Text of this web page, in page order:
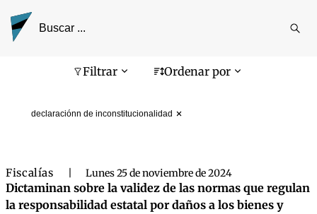
Filtrar Ordenar por
declaraciónn de inconstitucionalidad
Pantalla de búsqueda
Fiscalías Lunes 25 de noviembre de 2024
Dictaminan sobre la validez de las normas que regulan
la responsabilidad estatal por daños a los bienes y